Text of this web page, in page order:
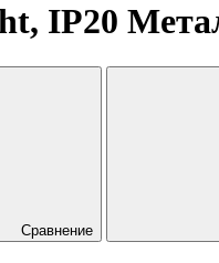
IP20
Сравнение